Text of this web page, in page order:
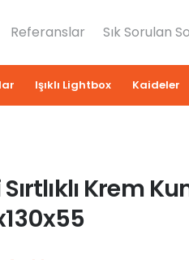
Referanslar Sık Sorulan
Işıklı Lightbox Kaideler
Sırtlıklı Krem